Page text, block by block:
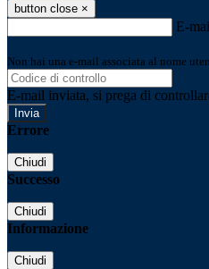
button close ×
E-
Non hai una e-mail associata al nome
E-mail inviata, si prega di
Errore
Chiudi
Successo
Chiudi
Informazione
Chiudi